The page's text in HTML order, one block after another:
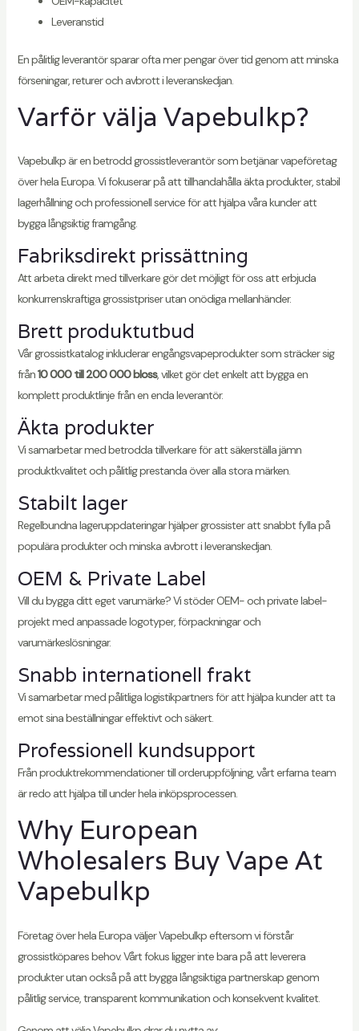
Leveranstid
En pålitlig leverantör sparar ofta mer pengar över tid genom att minska
förseningar, returer och avbrott i leveranskedjan.
Varför välja Vapebulkp?
Vapebulkp är en betrodd grossistleverantör som betjänar vapeföretag
över hela Europa. Vi fokuserar på att tillhandahålla äkta produkter, stabil
lagerhållning och professionell service för att hjälpa våra kunder att
bygga långsiktig framgång.
Fabriksdirekt prissättning
Att arbeta direkt med tillverkare gör det möjligt för oss att erbjuda
konkurrenskraftiga grossistpriser utan onödiga mellanhänder.
Brett produktutbud
Vår grossistkatalog inkluderar engångsvapeprodukter som sträcker sig
från10 000 till 200 000 bloss, vilket gör det enkelt att bygga en
komplett produktlinje från en enda leverantör.
Äkta produkter
Vi samarbetar med betrodda tillverkare för att säkerställa jämn
produktkvalitet och pålitlig prestanda över alla stora märken.
Stabilt lager
Regelbundna lageruppdateringar hjälper grossister att snabbt fylla på
populära produkter och minska avbrott i leveranskedjan.
OEM & Private Label
Vill du bygga ditt eget varumärke? Vi stöder OEM- och private label-
projekt med anpassade logotyper, förpackningar och
varumärkeslösningar.
Snabb internationell frakt
Vi samarbetar med pålitliga logistikpartners för att hjälpa kunder att ta
emot sina beställningar effektivt och säkert.
Professionell kundsupport
Från produktrekommendationer till orderuppföljning, vårt erfarna team
är redo att hjälpa till under hela inköpsprocessen.
Why European
Wholesalers Buy Vape At
Vapebulkp
Företag över hela Europa väljer Vapebulkp eftersom vi förstår
grossistköpares behov. Vårt fokus ligger inte bara på att leverera
produkter utan också på att bygga långsiktiga partnerskap genom
pålitlig service, transparent kommunikation och konsekvent kvalitet.